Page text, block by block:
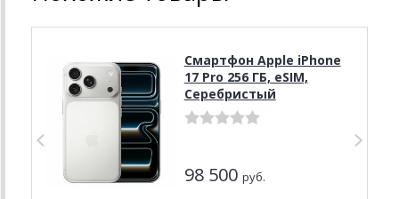
Смартфон Apple iPhone
17 Pro 256 ГБ, eSIM,
Серебристый
98 500 руб.